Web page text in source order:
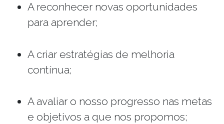
A reconhecer novas oportunidades
para aprender;
A criar estratégias de melhoria
contínua;
A avaliar o nosso progresso nas metas
e objetivos a que nos propomos;